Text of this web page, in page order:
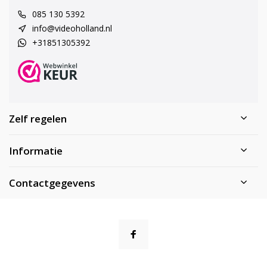
085 130 5392
info@videoholland.nl
+31851305392
Zelf regelen
Informatie
Contactgegevens